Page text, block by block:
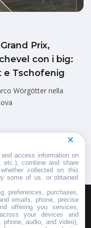
Prix,
con i big:
e Tschofenig
Wörgötter nella
STAMPA
and access information on
combine and share
collected on this
some of us, or obtained
preferences, purchases,
emails, phone, precise
offering you services,
your devices and
audio, and video),